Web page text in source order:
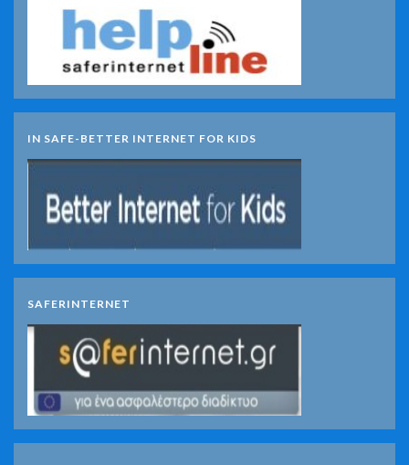
IN SAFE-BETTER INTERNET FOR KIDS
SAFERINTERNET